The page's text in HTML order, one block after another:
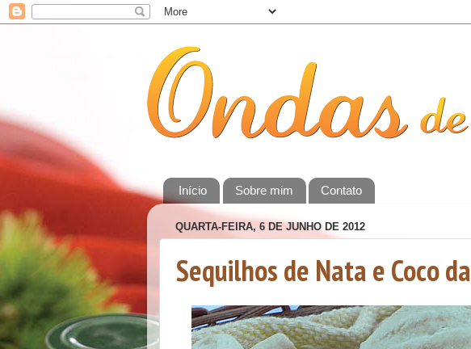
Início Sobre mim Contato
QUARTA-FEIRA, 6 DE JUNHO DE 2012
Sequilhos de Nata e Coco